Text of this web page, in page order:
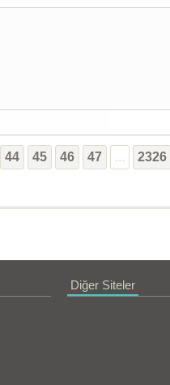
44 45 46 47 ... 2326
Diğer Siteler